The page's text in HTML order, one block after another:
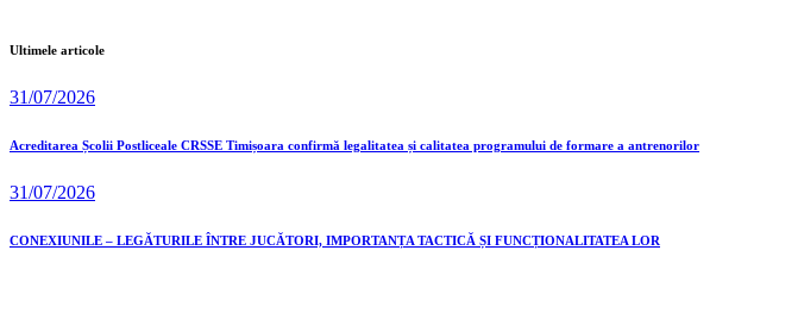
Ultimele articole
31/07/2026
Acreditarea Școlii Postliceale CRSSE Timișoara confirmă legalitatea și calitatea programului de formare a antrenorilor
31/07/2026
CONEXIUNILE – LEGĂTURILE ÎNTRE JUCĂTORI, IMPORTANȚA TACTICĂ ȘI FUNCȚIONALITATEA LOR